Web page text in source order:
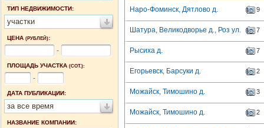
ТИП НЕДВИЖИМОСТИ:
участки
ЦЕНА (РУБЛЕЙ):
-
ПЛОЩАДЬ УЧАСТКА (СОТ.):
-
ДАТА ПУБЛИКАЦИИ:
за все время
НАЗВАНИЕ КОМПАНИИ:
Наро-Фоминск, Дятлово д.
9
Шатура, Великодворье д., Роз ул. 7
Рысиха д. 7
Егорьевск, Барсуки д. 2
Можайск, Тимошино д. 3
Можайск, Тимошино д. 2